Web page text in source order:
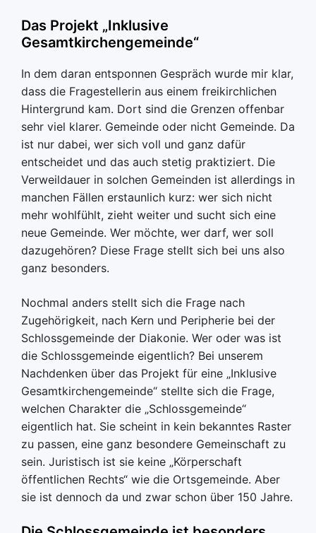
Das Projekt „Inklusive
Gesamtkirchengemeinde“
In dem daran entsponnen Gespräch wurde mir klar,
dass die Fragestellerin aus einem freikirchlichen
Hintergrund kam. Dort sind die Grenzen offenbar
sehr viel klarer. Gemeinde oder nicht Gemeinde. Da
ist nur dabei, wer sich voll und ganz dafür
entscheidet und das auch stetig praktiziert. Die
Verweildauer in solchen Gemeinden ist allerdings in
manchen Fällen erstaunlich kurz: wer sich nicht
mehr wohlfühlt, zieht weiter und sucht sich eine
neue Gemeinde. Wer möchte, wer darf, wer soll
dazugehören? Diese Frage stellt sich bei uns also
ganz besonders.
Nochmal anders stellt sich die Frage nach
Zugehörigkeit, nach Kern und Peripherie bei der
Schlossgemeinde der Diakonie. Wer oder was ist
die Schlossgemeinde eigentlich? Bei unserem
Nachdenken über das Projekt für eine „Inklusive
Gesamtkirchengemeinde“ stellte sich die Frage,
welchen Charakter die „Schlossgemeinde“
eigentlich hat. Sie scheint in kein bekanntes Raster
zu passen, eine ganz besondere Gemeinschaft zu
sein. Juristisch ist sie keine „Körperschaft
öffentlichen Rechts“ wie die Ortsgemeinde. Aber
sie ist dennoch da und zwar schon über 150 Jahre.